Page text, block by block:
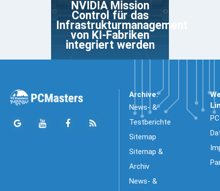
NVIDIA Mission
Control für das
Infrastrukturmanagement
von KI-Fabriken
integriert werden
Archive:
News- &
Testberichte
Sitemap
Sitemap &
Archiv
News- &